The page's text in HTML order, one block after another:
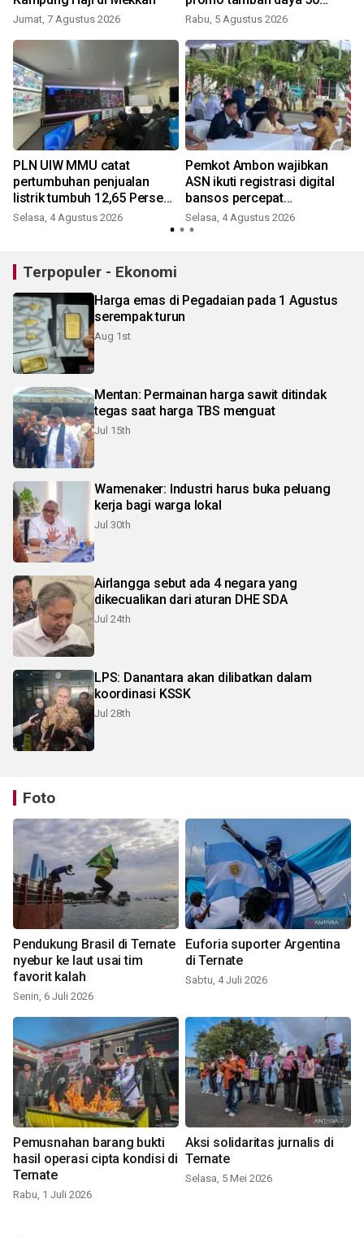
Jumat, 7 Agustus 2026
persen aplikasi PLN mobile
Rabu, 5 Agustus 2026
PLN UIW MMU catat
pertumbuhan penjualan
listrik tumbuh 12,65 Persen
pada Semester I
Selasa, 4 Agustus 2026
Pemkot Ambon wajibkan
ASN ikuti registrasi digital
bansos percepat
penyusunan basis data
Selasa, 4 Agustus 2026
Terpopuler - Ekonomi
Harga emas di Pegadaian pada 1 Agustus
serempak turun
Aug 1st
Mentan: Permainan harga sawit ditindak
tegas saat harga TBS menguat
Jul 15th
Wamenaker: Industri harus buka peluang
kerja bagi warga lokal
Jul 30th
Airlangga sebut ada 4 negara yang
dikecualikan dari aturan DHE SDA
Jul 24th
LPS: Danantara akan dilibatkan dalam
koordinasi KSSK
Jul 28th
Foto
Pendukung Brasil di Ternate
nyebur ke laut usai tim
favorit kalah
Senin, 6 Juli 2026
Euforia suporter Argentina
di Ternate
Sabtu, 4 Juli 2026
Pemusnahan barang bukti
hasil operasi cipta kondisi di
Ternate
Rabu, 1 Juli 2026
Aksi solidaritas jurnalis di
Ternate
Selasa, 5 Mei 2026